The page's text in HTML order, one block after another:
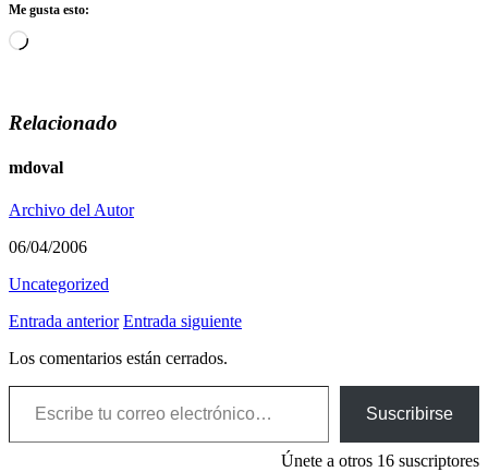
Me gusta esto:
Cargando...
Relacionado
mdoval
Archivo del Autor
06/04/2006
Uncategorized
Entrada anterior Entrada siguiente
Los comentarios están cerrados.
Escribe tu correo electrónico…
Suscribirse
Únete a otros 16 suscriptores